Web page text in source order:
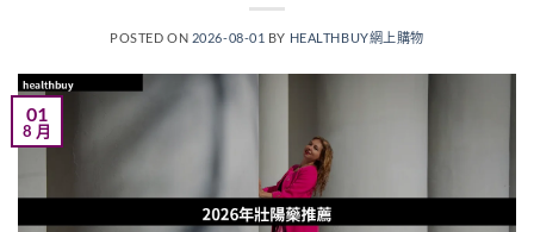
POSTED ON 2026-08-01 BY HEALTHBUY網上購物
01
8 月